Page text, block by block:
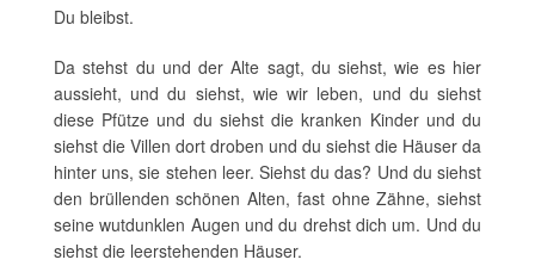
Du bleibst.
Da stehst du und der Alte sagt, du siehst, wie es hier
aussieht, und du siehst, wie wir leben, und du siehst
diese Pfütze und du siehst die kranken Kinder und du
siehst die Villen dort droben und du siehst die Häuser da
hinter uns, sie stehen leer. Siehst du das? Und du siehst
den brüllenden schönen Alten, fast ohne Zähne, siehst
seine wutdunklen Augen und du drehst dich um. Und du
siehst die leerstehenden Häuser.